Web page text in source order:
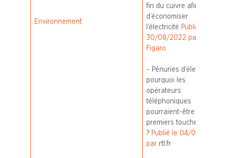
Environnement
fin du cuivre afin
d’économiser
l’électricité Publié le
30/08/2022 par Le
Figaro
– Pénuries d’électricité :
pourquoi les
opérateurs
téléphoniques
pourraient-être les
premiers touchés
? Publié le 04/09/2022
par rtl.fr